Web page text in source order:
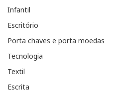
Infantil
Escritório
Porta chaves e porta moedas
Tecnologia
Textil
Escrita